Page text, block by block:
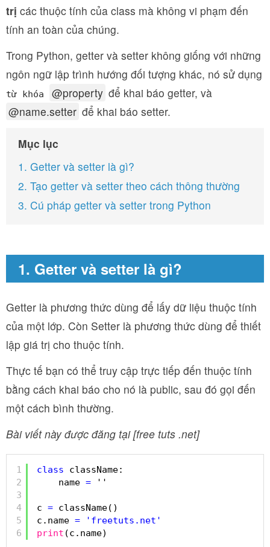
trị các thuộc tính của class mà không vi phạm đến
tính an toàn của chúng.
Trong Python, getter và setter không giống với những
ngôn ngữ lập trình hướng đối tượng khác, nó sử dụng
từ khóa @property để khai báo getter, và
@name.setter để khai báo setter.
Mục lục
1. Getter và setter là gì?
2. Tạo getter và setter theo cách thông thường
3. Cú pháp getter và setter trong Python
1. Getter và setter là gì?
Getter là phương thức dùng để lấy dữ liệu thuộc tính
của một lớp. Còn Setter là phương thức dùng để thiết
lập giá trị cho thuộc tính.
Thực tế bạn có thể truy cập trực tiếp đến thuộc tính
bằng cách khai báo cho nó là public, sau đó gọi đến
một cách bình thường.
Bài viết này được đăng tại [free tuts .net]
1
2
3
4
5
6
class
className:
name = ''
c = className()
c.name =
'freetuts.net'
print (c.name)